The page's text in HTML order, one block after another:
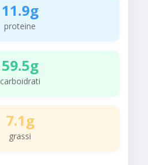
11.9g
proteine
59.5g
carboidrati
7.1g
grassi